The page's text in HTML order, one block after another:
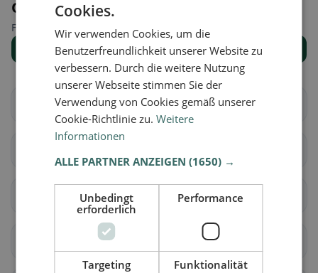
Orte in der Nähe
Finde den passenden Ort für deine Restaurantsuche.
Alle Orte anzeigen
Aarberg Bargen (BE)
Lyss
Radelfingen
Cookies.
Wir verwenden Cookies, um die
Benutzerfreundlichkeit unserer Website zu
verbessern. Durch die weitere Nutzung
unserer Webseite stimmen Sie der
Verwendung von Cookies gemäß unserer
Cookie-Richtlinie zu.Weitere
Informationen
ALLE PARTNER ANZEIGEN(1650) →
Unbedingt
erforderlich
Performance
Targeting Funktionalität